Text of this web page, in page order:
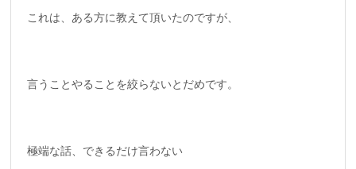
これは、ある方に教えて頂いたのですが、
言うことやることを絞らないとだめです。
極端な話、できるだけ言わない